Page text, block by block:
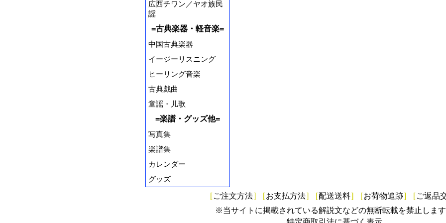
広西チワン／ヤオ族民
謡
=古典楽器・軽音楽=
中国古典楽器
イージーリスニング
ヒーリング音楽
古典戯曲
童謡・儿歌
=楽譜・グッズ他=
写真集
楽譜集
カレンダー
グッズ
[ ご注文方法] [お支払方法] [配送送料] [お荷物追跡] [ ご返品
※当サイトに掲載されている解説文などの無断転載を禁止します